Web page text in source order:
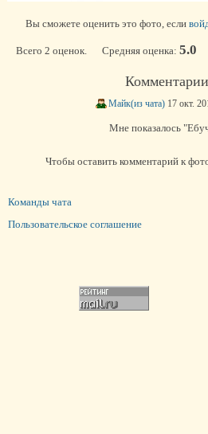
Вы сможете оценить это фото, если
Всего 2 оценок. Средняя оценка: 5.0
Майк(из чата) 17 окт.
Мне показалось
Чтобы оставить комментарий к
Команды чата
Пользовательское соглашение